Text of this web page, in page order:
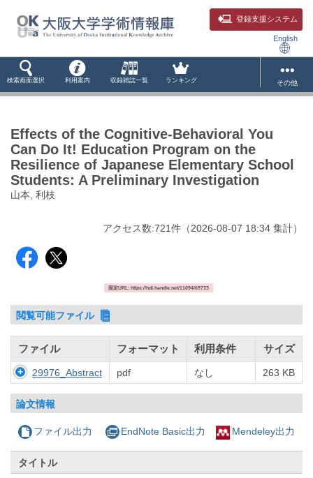
登録支援システム
English
検索画面選択 利用案内 収録雑誌一覧 ランキング その他
Effects of the Cognitive-Behavioral You
Can Do It! Education Program on the
Resilience of Japanese Elementary School
Students: A Preliminary Investigation
山本, 利枝
アクセス数:721件 （2026-08-07 18:34 集計）
固定URL: https://hdl.handle.net/11094/69733
閲覧可能ファイル
ファイル フォーマット 利用条件 サイズ
29976_Abstract pdf なし 263 KB
論文情報
ファイル出力 EndNote Basic出力 Mendeley出力
タイトル